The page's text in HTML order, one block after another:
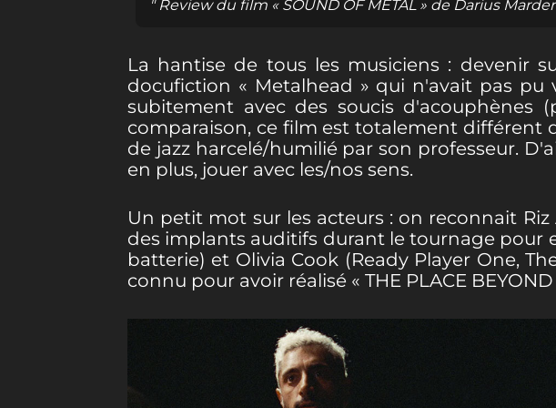
" Review du film « SOUND OF METAL » de Darius
La hantise de tous les musiciens : devenir
docufiction « Metalhead » qui n'avait pas
subitement avec des soucis
comparaison, ce film est totalement différent
de jazz harcelé/humilié par son professeur.
en plus, jouer avec les/nos sens.
Un petit mot sur les acteurs : on reconnait
des implants auditifs durant le tournage pour
batterie) et Olivia Cook (Ready Player One,
connu pour avoir réalisé « THE PLACE